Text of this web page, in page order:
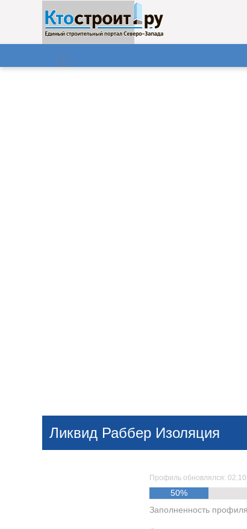
Поиск
СТАТЬИ
Ликвид Раббер Изоляция
Профиль обновлялся:
50%
Заполненность профиля